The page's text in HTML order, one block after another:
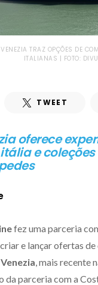
TRAZ OPÇÕES DE
ITALIANAS | FOTO:
TWEET
oferece
e
fez uma parceria
e lançar ofertas
, mais recente
da parceria com a